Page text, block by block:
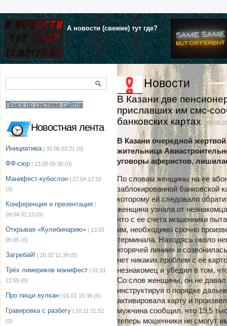
А новости (свежие) тут где?
Поиск по системе сайтов
Новостная лента
Инициатива | 30.06 03:21 (0)
ФФ-сюр | 23.05 05:36 (0)
Манифест-кубослон | 27.04 12:32
(0)
Конференция и презентация |
09.04 01:13 (0)
Открывая «Кулибинарию» | 13.03
05:05 (0)
Загребай! | 20.02 11:39 (0)
Трёх лимериков манифест | 01.01
22:55 (0)
Про пищи вулкан | 01.01 15:38 (0)
Гравировка с разбегу | 10.11 21:52
(0)
Новости
В Казани две
приславших им смс-
банковских картах|
В Казани очередной
жительница
уговоры аферистов,
По словам женщины на ее
заблокированной банковской
которому ей следовало
женщина узнала от
что с ее счета мошенники
им, необходимо срочно
терминала. Находясь около
«горячей линии» и
нет никаких проблем с ее
незнакомец и убедил в том,
Со слов женщины, он не давал
инструктируя о порядке
активировала карту и
мужчина сообщил, что 19,5
теперь мошенники не смогут